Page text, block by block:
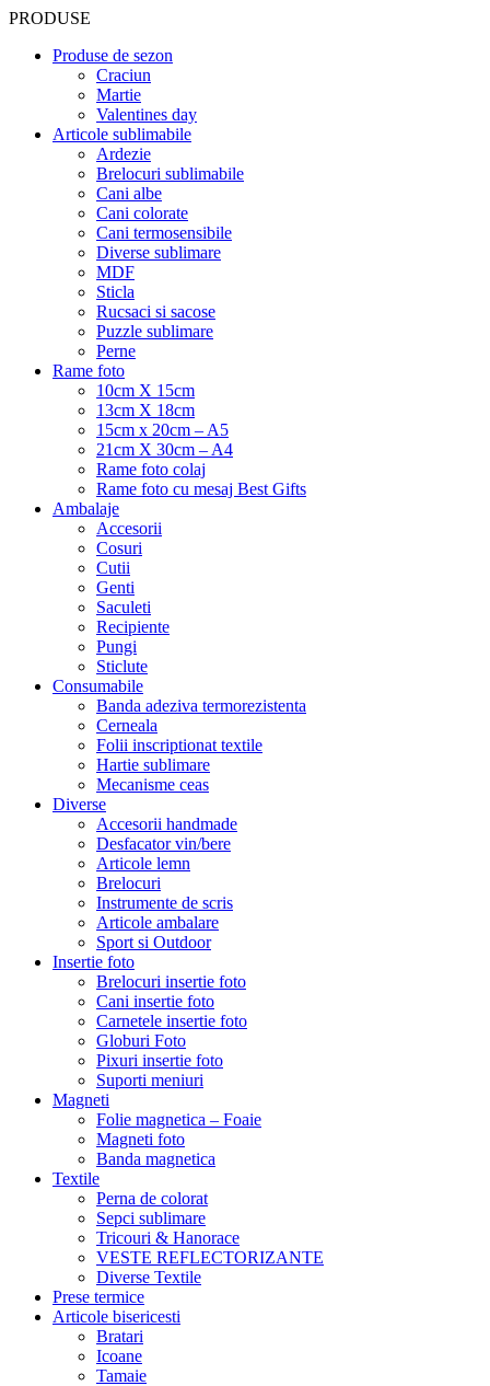
PRODUSE
Produse de sezon
Craciun
Martie
Valentines day
Articole sublimabile
Ardezie
Brelocuri sublimabile
Cani albe
Cani colorate
Cani termosensibile
Diverse sublimare
MDF
Sticla
Rucsaci si sacose
Puzzle sublimare
Perne
Rame foto
10cm X 15cm
13cm X 18cm
15cm x 20cm – A5
21cm X 30cm – A4
Rame foto colaj
Rame foto cu mesaj Best Gifts
Ambalaje
Accesorii
Cosuri
Cutii
Genti
Saculeti
Recipiente
Pungi
Sticlute
Consumabile
Banda adeziva termorezistenta
Cerneala
Folii inscriptionat textile
Hartie sublimare
Mecanisme ceas
Diverse
Accesorii handmade
Desfacator vin/bere
Articole lemn
Brelocuri
Instrumente de scris
Articole ambalare
Sport si Outdoor
Insertie foto
Brelocuri insertie foto
Cani insertie foto
Carnetele insertie foto
Globuri Foto
Pixuri insertie foto
Suporti meniuri
Magneti
Folie magnetica – Foaie
Magneti foto
Banda magnetica
Textile
Perna de colorat
Sepci sublimare
Tricouri & Hanorace
VESTE REFLECTORIZANTE
Diverse Textile
Prese termice
Articole bisericesti
Bratari
Icoane
Tamaie